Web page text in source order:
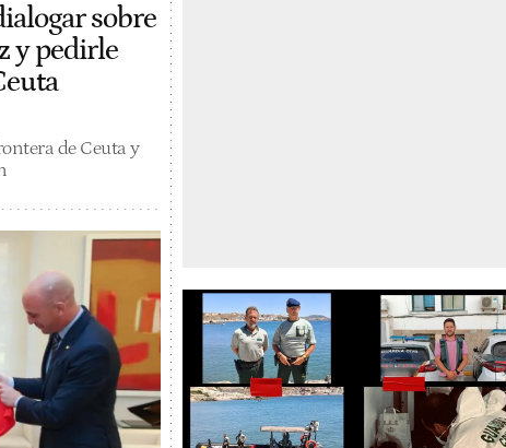
sobre
y pedirle
de Ceuta y